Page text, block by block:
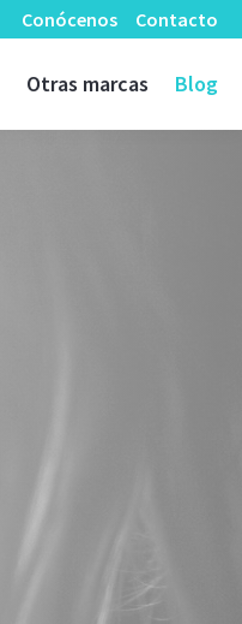
Conócenos Contacto
Otras marcas Blog